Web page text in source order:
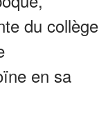
du collège
en sa